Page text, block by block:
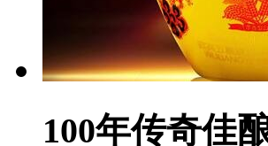
100年传奇佳